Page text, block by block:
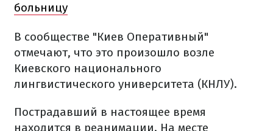
больницу
В сообществе "Киев Оперативный"
отмечают, что это произошло возле
Киевского национального
лингвистического университета (КНЛУ).
Пострадавший в настоящее время
находится в реанимации. На месте